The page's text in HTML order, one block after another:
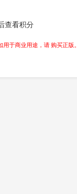
查看积分
于商业用途，请 购买正版。